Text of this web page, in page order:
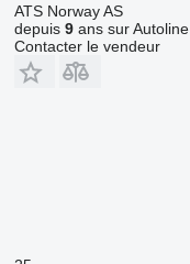
ATS Norway AS
depuis 9ans sur Autoline
Contacter le vendeur